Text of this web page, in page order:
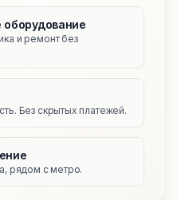
и ремонт без
Без скрытых платежей.
рядом с метро.